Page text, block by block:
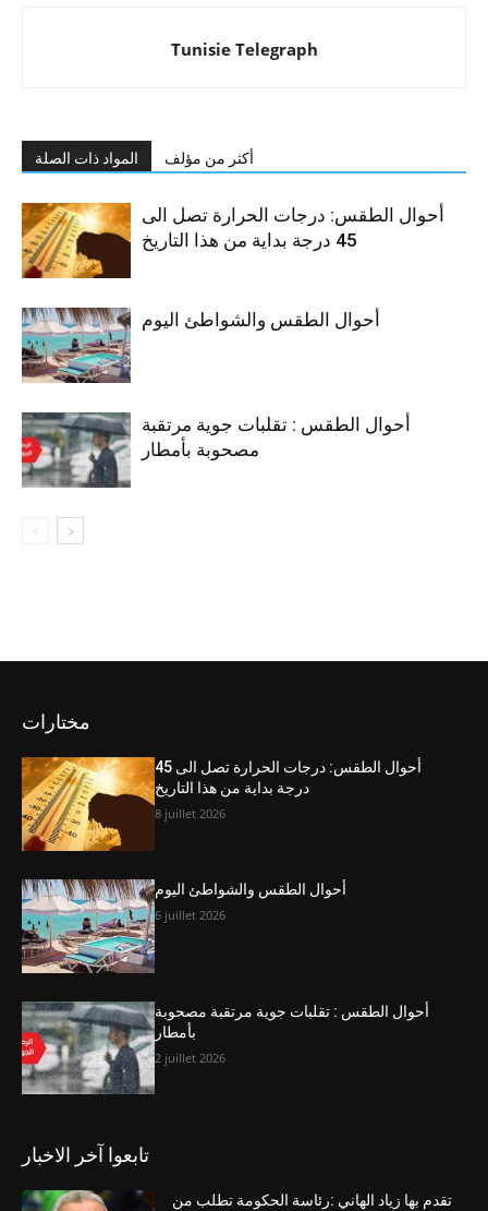
Tunisie Telegraph
المواد ذات الصلة أكثر من مؤلف
أحوال الطقس: درجات الحرارة تصل الى
45 درجة بداية من هذا التاريخ
أحوال الطقس والشواطئ اليوم
أحوال الطقس : تقلبات جوية مرتقبة
مصحوبة بأمطار
مختارات
أحوال الطقس: درجات الحرارة تصل الى 45
درجة بداية من هذا التاريخ
8 juillet 2026
أحوال الطقس والشواطئ اليوم
6 juillet 2026
أحوال الطقس : تقلبات جوية مرتقبة مصحوبة
بأمطار
2 juillet 2026
تابعوا آخر الاخبار
تقدم بها زياد الهاني :رئاسة الحكومة تطلب من